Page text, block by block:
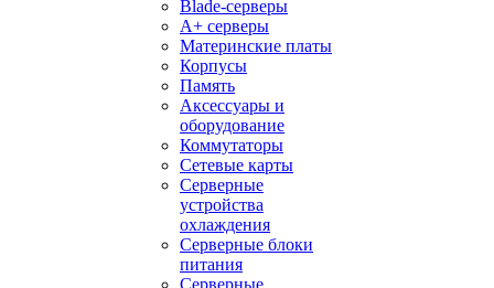
Blade-серверы
A+ серверы
Материнские платы
Корпусы
Память
Аксессуары и
оборудование
Коммутаторы
Сетевые карты
Серверные
устройства
охлаждения
Серверные блоки
питания